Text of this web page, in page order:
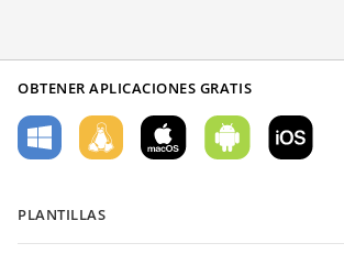
OBTENER APLICACIONES GRATIS
PLANTILLAS